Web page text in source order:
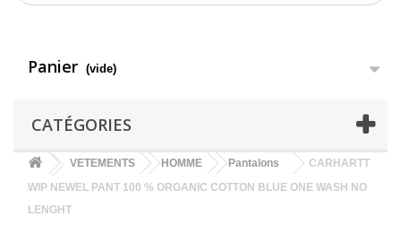
Panier (vide)
CATÉGORIES
VETEMENTS HOMME Pantalons
CARHARTT
WIP NEWEL PANT 100 % ORGANIC COTTON BLUE ONE WASH NO
LENGHT